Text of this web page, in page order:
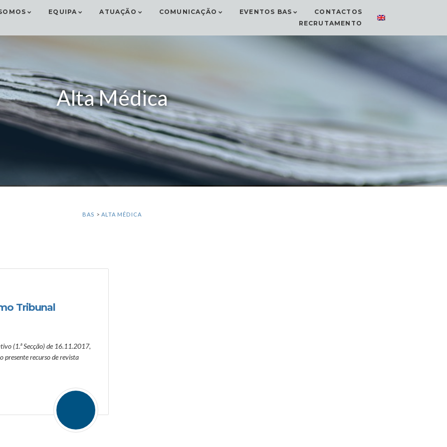
EQUIPA ATUAÇÃO COMUNICAÇÃO EVENTOS BAS
CONTACTOS
RECRUTAMENTO
Alta Médica
BAS > ALTA MÉDICA
Tribunal
(1.ª Secção) de 16.11.2017,
presente recurso de revista